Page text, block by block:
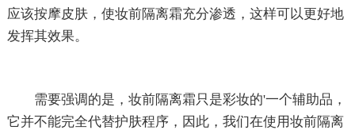
应该按摩皮肤，使妆前隔离霜充分渗透，这样可以更好地
发挥其效果。
需要强调的是，妆前隔离霜只是彩妆的'一个辅助品，
它并不能完全代替护肤程序，因此，我们在使用妆前隔离